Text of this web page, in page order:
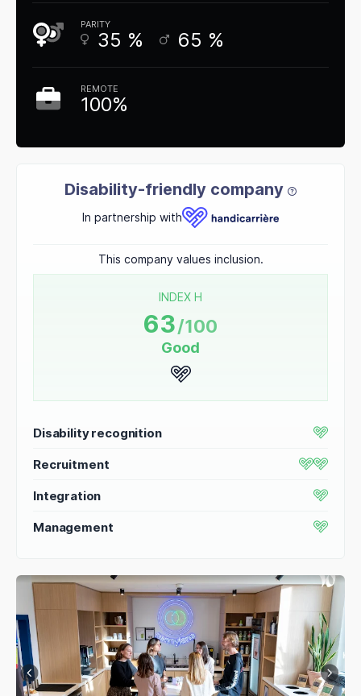
PARITY
35 % 65 %
REMOTE
100%
Disability-friendly company
In partnership with
This company values inclusion.
INDEX H
63/100
Good
Disability recognition
Recruitment
Integration
Management